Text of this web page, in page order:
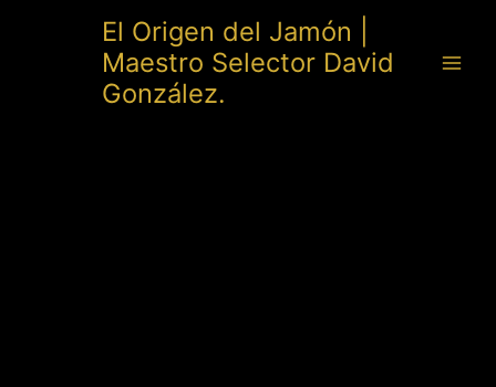
El Origen del Jamón |
Maestro Selector David
González.